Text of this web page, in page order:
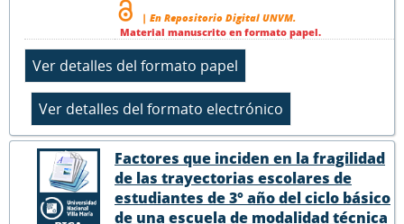
| En Repositorio Digital UNVM.
Material manuscrito en formato papel.
Factores que inciden en la fragilidad
de las trayectorias escolares de
estudiantes de 3° año del ciclo básico
de una escuela de modalidad técnica